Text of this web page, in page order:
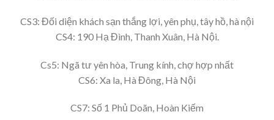
CS3: Đối diện khách sạn thắng lợi, yên phụ, tây hồ, hà nội
CS4: 190 Hạ Đình, Thanh Xuân, Hà Nội.
Cs5: Ngã tư yên hòa, Trung kính, chợ hợp nhất
CS6: Xa la, Hà Đông, Hà Nội
CS7: Số 1 Phủ Doãn, Hoàn Kiếm